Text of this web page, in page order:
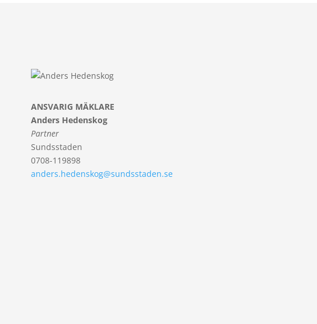
ANSVARIG MÄKLARE
Anders Hedenskog
Partner
Sundsstaden
0708-119898
anders.hedenskog@sundsstaden.se